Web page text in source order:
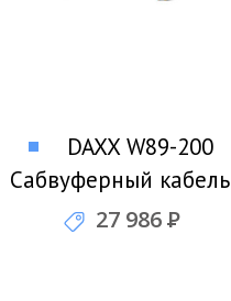
DAXX W89-200
Сабвуферный кабель
27 986Р